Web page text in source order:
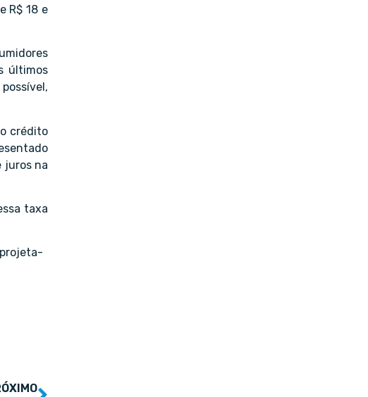
R$ 18 e
últimos
crédito
juros na
taxa